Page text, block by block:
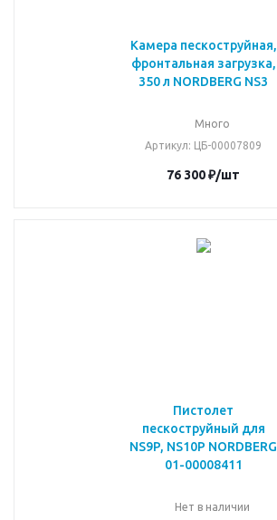
Камера пескоструйная,
фронтальная загрузка,
350 л NORDBERG NS3
Много
Артикул: ЦБ-00007809
76 300₽/шт
Пистолет
пескоструйный для
NS9P, NS10P NORDBERG
01-00008411
Нет в наличии